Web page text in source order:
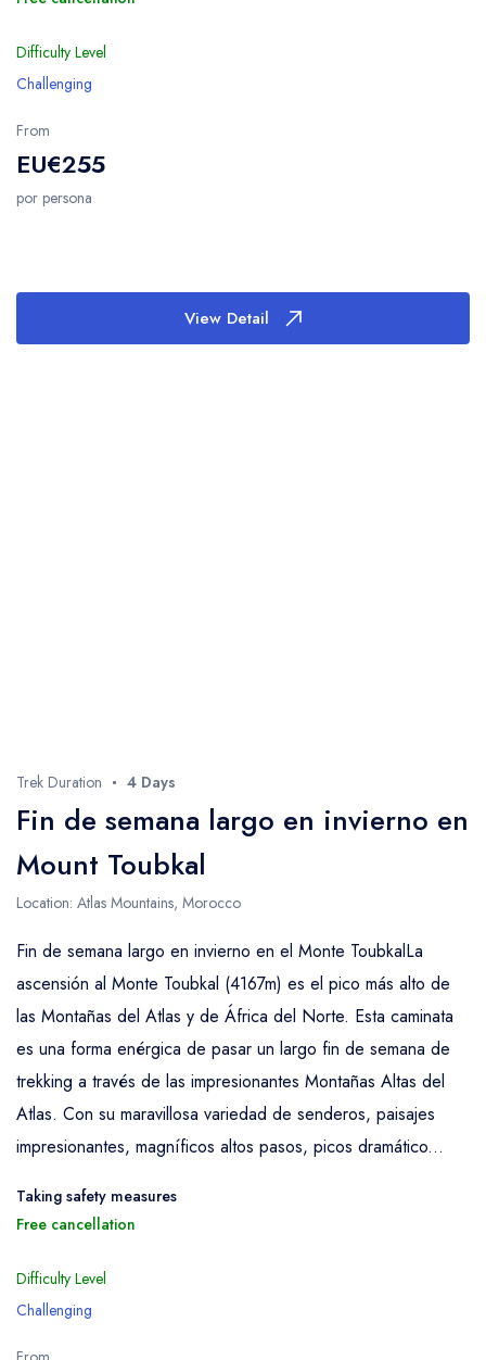
Difficulty Level
Challenging
From
EU€255
por persona
View Detail
Trek Duration 4 Days
Fin de semana largo en invierno en
Mount Toubkal
Location: Atlas Mountains, Morocco
Fin de semana largo en invierno en el Monte ToubkalLa
ascensión al Monte Toubkal (4167m) es el pico más alto de
las Montañas del Atlas y de África del Norte. Esta caminata
es una forma enérgica de pasar un largo fin de semana de
trekking a través de las impresionantes Montañas Altas del
Atlas. Con su maravillosa variedad de senderos, paisajes
impresionantes, magníficos altos pasos, picos dramático...
Taking safety measures
Free cancellation
Difficulty Level
Challenging